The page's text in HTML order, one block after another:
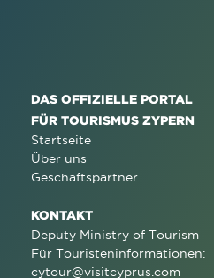
DAS OFFIZIELLE PORTAL
FÜR TOURISMUS ZYPERN
Startseite
Über uns
Geschäftspartner
KONTAKT
Deputy Ministry of Tourism
Für Touristeninformationen:
cytour@visitcyprus.com